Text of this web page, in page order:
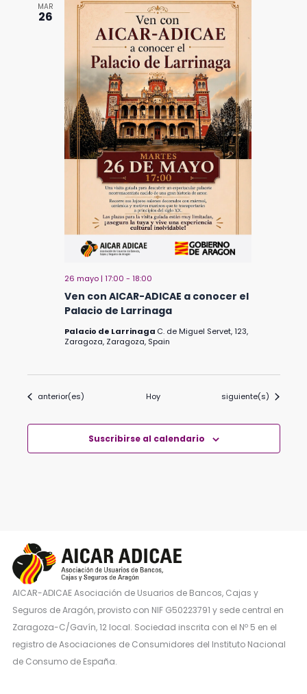
MAR
26
Ven con AICAR-ADICAE a conocer el
Palacio de Larrinaga
26 mayo | 17:00 - 18:00
Palacio de Larrinaga C. de Miguel Servet, 123,
Zaragoza, Zaragoza, Spain
Eventos
anterior(es) Hoy Eventos
siguiente(s)
Suscribirse al calendario
AICAR-ADICAE Asociación de Usuarios de Bancos, Cajas y
Seguros de Aragón, provisto con NIF G50223791 y sede central en
Zaragoza-C/Gavín, 12 local. Sociedad inscrita con el Nº 5 en el
registro de Asociaciones de Consumidores del Instituto Nacional
de Consumo de España.